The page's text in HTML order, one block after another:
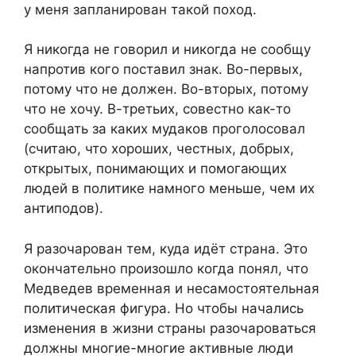
у меня запланирован такой поход.
Я никогда не говорил и никогда не сообщу
напротив кого поставил знак. Во-первых,
потому что не должен. Во-вторых, потому
что не хочу. В-третьих, совестно как-то
сообщать за каких мудаков проголосовал
(считаю, что хороших, честных, добрых,
открытых, понимающих и помогающих
людей в политике намного меньше, чем их
антиподов).
Я разочарован тем, куда идёт страна. Это
окончательно произошло когда понял, что
Медведев временная и несамостоятельная
политическая фигура. Но чтобы начались
изменения в жизни страны разочароваться
должны многие-многие активные люди